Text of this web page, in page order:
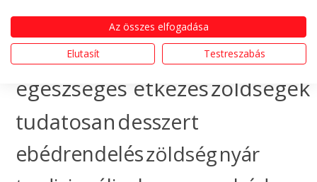
gyümölcsünnepebéd
házhozszállítás hogyan
egészséges étkezészöldségek
tudatosandesszert
ebédrendelészöldségnyár
Az összes elfogadása
Elutasít
Testreszabás